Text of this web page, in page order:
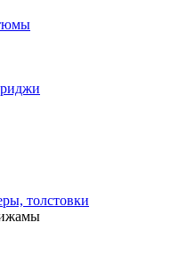
толстовки